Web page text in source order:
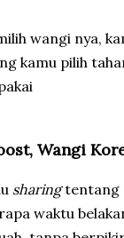
wangi nya,
kamu pilih
Wangi
sharingtentang
waktu